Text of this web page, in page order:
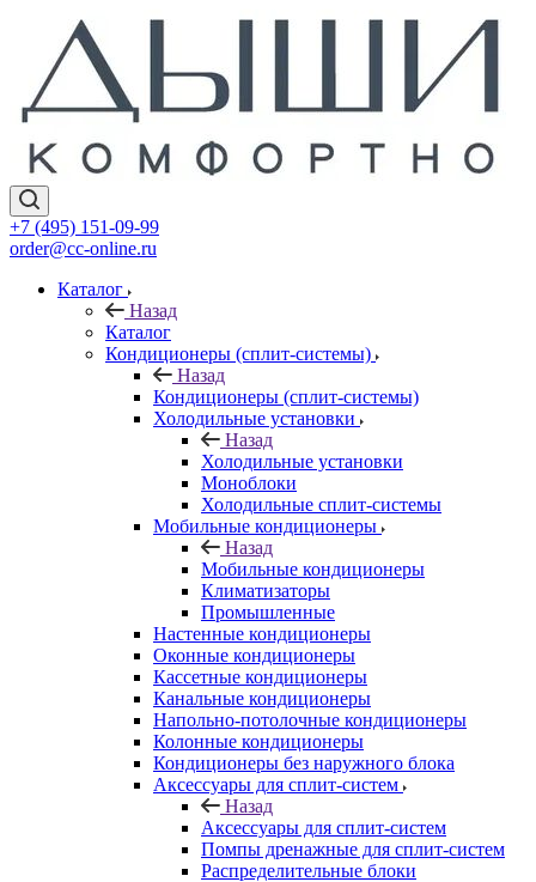
+7 (495) 151-09-99
order@cc-online.ru
Каталог
Назад
Каталог
Кондиционеры (сплит-системы)
Назад
Кондиционеры (сплит-системы)
Холодильные установки
Назад
Холодильные установки
Моноблоки
Холодильные сплит-системы
Мобильные кондиционеры
Назад
Мобильные кондиционеры
Климатизаторы
Промышленные
Настенные кондиционеры
Оконные кондиционеры
Кассетные кондиционеры
Канальные кондиционеры
Напольно-потолочные кондиционеры
Колонные кондиционеры
Кондиционеры без наружного блока
Аксессуары для сплит-систем
Назад
Аксессуары для сплит-систем
Помпы дренажные для сплит-систем
Распределительные блоки